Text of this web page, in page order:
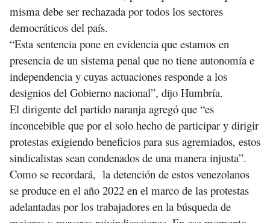
misma debe ser rechazada por todos los sectores
democráticos del país.
“Esta sentencia pone en evidencia que estamos en
presencia de un sistema penal que no tiene autonomía e
independencia y cuyas actuaciones responde a los
designios del Gobierno nacional”, dijo Humbría.
El dirigente del partido naranja agregó que “es
inconcebible que por el solo hecho de participar y dirigir
protestas exigiendo beneficios para sus agremiados, estos
sindicalistas sean condenados de una manera injusta”.
Como se recordará, la detención de estos venezolanos
se produce en el año 2022 en el marco de las protestas
adelantadas por los trabajadores en la búsqueda de